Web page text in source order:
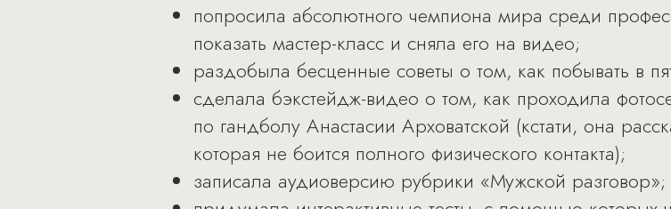
попросила абсолютного чемпиона мира среди
показать мастер-класс и сняла его на видео;
раздобыла бесценные советы о том, как побывать в
сделала бэкстейдж-видео о том, как проходила
по гандболу Анастасии Арховатской (кстати, она
которая не боится полного физического контакта);
записала аудиоверсию рубрики «Мужской разговор»;